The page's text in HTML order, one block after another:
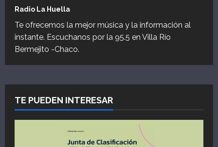
Radio La Huella
Te ofrecemos la mejor música y la información al
instante. Escuchanos por la 95.5 en Villa Río
Bermejito -Chaco.
TE PUEDEN INTERESAR